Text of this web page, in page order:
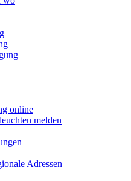
online
melden
Adressen